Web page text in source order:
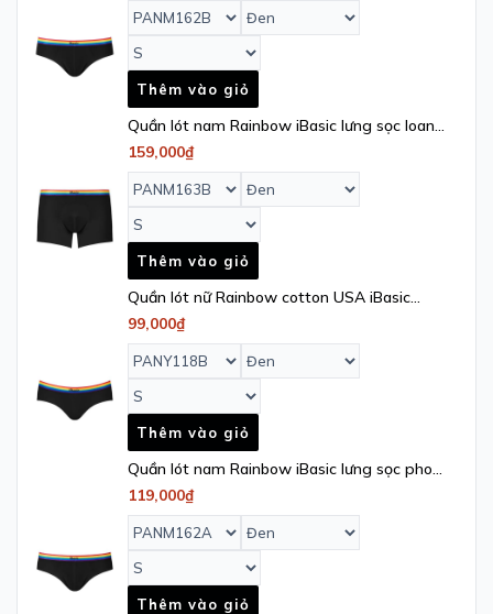
Thêm vào giỏ
Quần lót nam Rainbow iBasic lưng sọc loang
phom trunk cotton USA kháng khuẩn -
PANM163B
159,000₫
Thêm vào giỏ
Quần lót nữ Rainbow cotton USA iBasic
kháng khuẩn lưng sọc loang phom hipster -
PANY118B
99,000₫
Thêm vào giỏ
Quần lót nam Rainbow iBasic lưng sọc phom
brief tam giác cotton USA kháng khuẩn -
PANM162A
119,000₫
Thêm vào giỏ